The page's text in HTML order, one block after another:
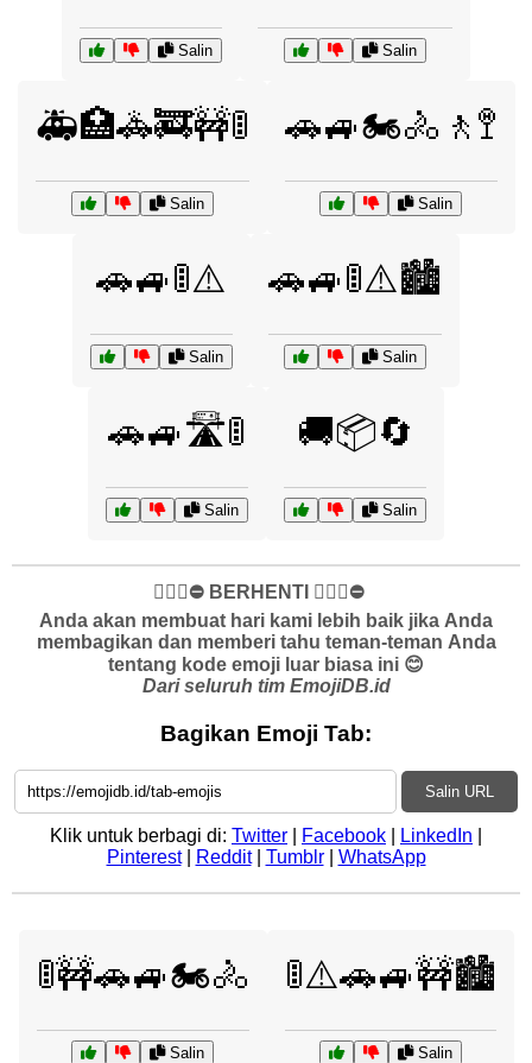
Salin Salin
🚑🏥🚓🚒🚧🚦
Salin
🚗🚙🏍️🚴🚶🚏
Salin
🚗🚙🚦⚠️
Salin
🚗🚙🚦⚠️🏙️
Salin
🚗🚙🛣️🚦
Salin
🚚📦🔄
Salin
✋🏻🛑⛔️ BERHENTI ✋🏻🛑⛔️
Anda akan membuat hari kami lebih baik jika Anda
membagikan dan memberi tahu teman-teman Anda
tentang kode emoji luar biasa ini 😊
Dari seluruh tim EmojiDB.id
Bagikan Emoji Tab:
Salin URL
Klik untuk berbagi di: Twitter Facebook LinkedIn
Pinterest| Reddit| Tumblr| WhatsApp
🚦🚧🚗🚙🏍️🚴
Salin
🚦⚠️🚗🚙🚧🏙️
Salin